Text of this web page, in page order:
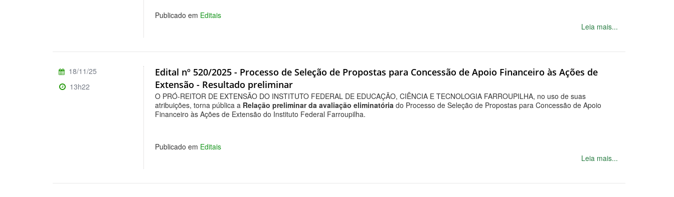
Publicado em Editais
Leia mais...
Edital nº 520/2025 - Processo de Seleção de Propostas para Concessão de Apoio Financeiro às Ações de
Extensão - Resultado preliminar
O PRÓ-REITOR DE EXTENSÃO DO INSTITUTO FEDERAL DE EDUCAÇÃO, CIÊNCIA E TECNOLOGIA FARROUPILHA, no uso de suas
atribuições, torna pública a Relação preliminar da avaliação eliminatória do Processo de Seleção de Propostas para Concessão de Apoio
Financeiro às Ações de Extensão do Instituto Federal Farroupilha.
Publicado em Editais
Leia mais...
18/11/25
13h22